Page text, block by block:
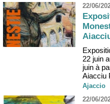
22/06/
22 juin
juin à
Aiacciu
Ajaccio
22/06/